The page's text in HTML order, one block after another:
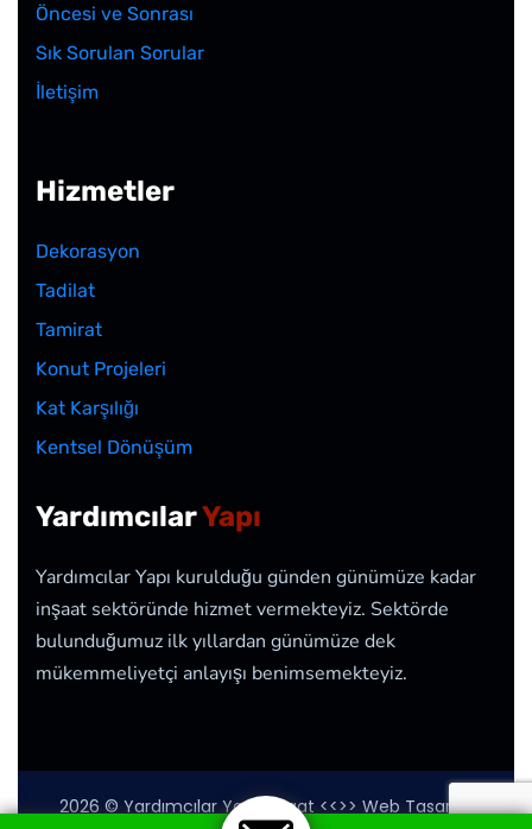
Öncesi ve Sonrası
Sık Sorulan Sorular
İletişim
Hizmetler
Dekorasyon
Tadilat
Tamirat
Konut Projeleri
Kat Karşılığı
Kentsel Dönüşüm
YardımcılarYapı
Yardımcılar Yapı kurulduğu günden günümüze kadar
inşaat sektöründe hizmet vermekteyiz. Sektörde
bulunduğumuz ilk yıllardan günümüze dek
mükemmeliyetçi anlayışı benimsemekteyiz.
2026 © Yardımcılar Yapı İnşaat <<>> Web Tasarım